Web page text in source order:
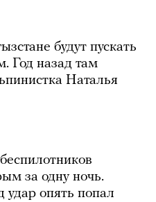
будут пускать
Год назад там
Наталья
за одну ночь.
удар опять попал